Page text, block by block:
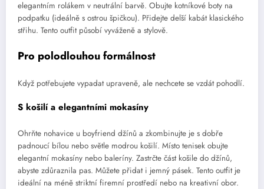
elegantním rolákem v neutrální barvě. Obujte kotníkové boty na
podpatku (ideálně s ostrou špičkou). Přidejte delší kabát klasického
střihu. Tento outfit působí vyváženě a stylově.
Pro polodlouhou formálnost
Když potřebujete vypadat upraveně, ale nechcete se vzdát pohodlí.
S košilí a elegantními mokasíny
Ohrňte nohavice u boyfriend džínů a zkombinujte je s dobře
padnoucí bílou nebo světle modrou košilí. Místo tenisek obujte
elegantní mokasíny nebo baleríny. Zastrčte část košile do džínů,
abyste zdůraznila pas. Můžete přidat i jemný pásek. Tento outfit je
ideální na méně striktní firemní prostředí nebo na kreativní obor.